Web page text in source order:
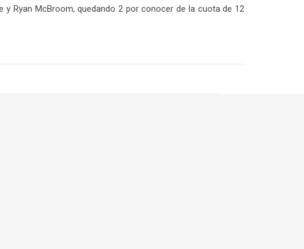
y Ryan McBroom, quedando 2 por conocer de la cuota de 12